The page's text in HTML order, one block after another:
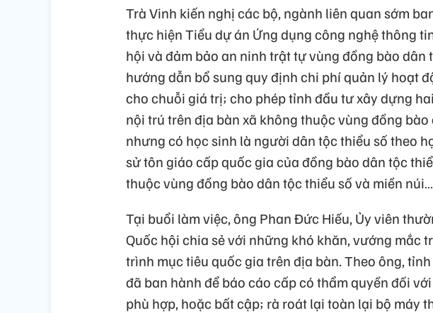
Trà Vinh kiến nghị các bộ, ngành liên quan sớm
thực hiện Tiểu dự án Ứng dụng công nghệ thông
hội và đảm bảo an ninh trật tự vùng đồng bào dân
hướng dẫn bổ sung quy định chi phí quản lý hoạt
cho chuỗi giá trị; cho phép tỉnh đầu tư xây dựng
nội trú trên địa bàn xã không thuộc vùng đồng
nhưng có học sinh là người dân tộc thiểu số theo
sử tôn giáo cấp quốc gia của đồng bào dân tộc
thuộc vùng đồng bào dân tộc thiểu số và miền
Tại buổi làm việc, ông Phan Đức Hiếu, Ủy viên
Quốc hội chia sẻ với những khó khăn, vướng mắc
trình mục tiêu quốc gia trên địa bàn. Theo ông,
đã ban hành để báo cáo cấp có thẩm quyền đối
phù hợp, hoặc bất cập; rà roát lại toàn lại bộ máy